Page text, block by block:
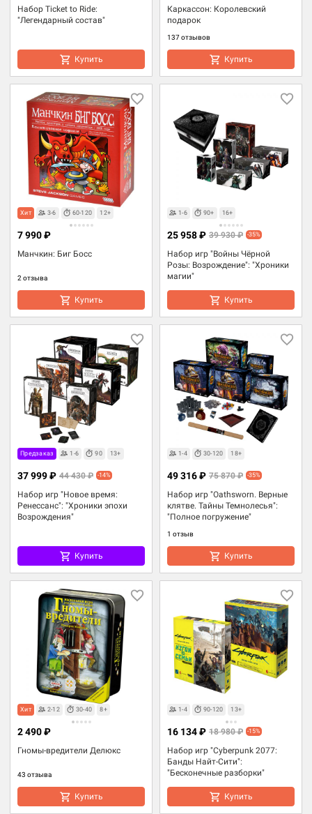
Набор Ticket to Ride:
"Легендарный состав"
Купить
Каркассон: Королевский
подарок
137 отзывов
Купить
Хит 3-6 60-120 12+
Манчкин: Биг Босс
2 отзыва
7 990 ₽
Купить
1-6 90+ 16+
Набор игр "Войны Чёрной
Розы: Возрождение": "Хроники
магии"
25 958 ₽ 39 930 ₽ -35%
Купить
Предзаказ 1-6 90 13+
Набор игр "Новое время:
Ренессанс": "Хроники эпохи
Возрождения"
37 999 ₽ 44 430 ₽ -14%
Купить
1-4 30-120 18+
Набор игр "Oathsworn. Верные
клятве. Тайны Темнолесья":
"Полное погружение"
1 отзыв
49 316 ₽ 75 870 ₽ -35%
Купить
Хит 2-12 30-40 8+
Гномы-вредители Делюкс
43 отзыва
2 490 ₽
Купить
1-4 90-120 13+
Набор игр "Cyberpunk 2077:
Банды Найт-Сити":
"Бесконечные разборки"
16 134 ₽ 18 980 ₽ -15%
Купить